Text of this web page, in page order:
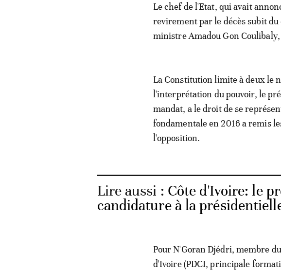
Le chef de l'Etat, qui avait
revirement par le décès subit
ministre Amadou Gon
La Constitution limite à deux le
l'interprétation du pouvoir, le
mandat, a le droit de se
fondamentale en 2016 a remis
l'opposition.
Lire aussi : Côte d'Ivoire: le
candidature à la
Pour N'Goran Djédri, membre
d'Ivoire (PDCI, principale